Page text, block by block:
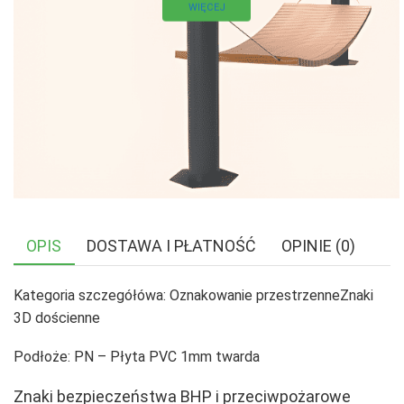
WIĘCEJ
OPIS DOSTAWA I PŁATNOŚĆ OPINIE (0)
Kategoria szczegółówa: Oznakowanie przestrzenneZnaki
3D dościenne
Podłoże: PN – Płyta PVC 1mm twarda
Znaki bezpieczeństwa BHP i przeciwpożarowe